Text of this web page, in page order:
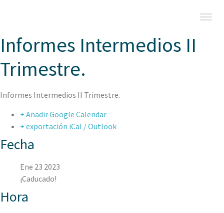
Informes Intermedios II
Trimestre.
Informes Intermedios II Trimestre.
+ Añadir Google Calendar
+ exportación iCal / Outlook
Fecha
Ene 23 2023
¡Caducado!
Hora